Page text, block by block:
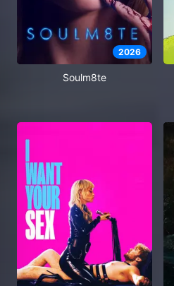
2026
Soulm8te